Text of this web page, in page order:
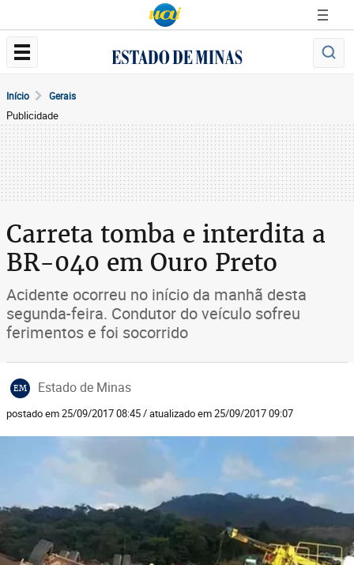
Início Gerais
Publicidade
Carreta tomba e interdita a
BR-040 em Ouro Preto
Acidente ocorreu no início da manhã desta
segunda-feira. Condutor do veículo sofreu
ferimentos e foi socorrido
EM Estado de Minas
postado em 25/09/2017 08:45 / atualizado em 25/09/2017 09:07